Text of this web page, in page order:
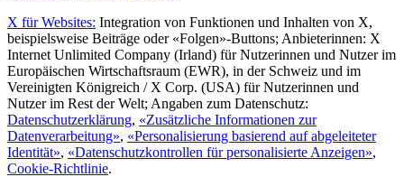
X für Websites: Integration von Funktionen und Inhalten von X,
beispielsweise Beiträge oder «Folgen»-Buttons; Anbieterinnen: X
Internet Unlimited Company (Irland) für Nutzerinnen und Nutzer im
Europäischen Wirtschaftsraum (EWR), in der Schweiz und im
Vereinigten Königreich / X Corp. (USA) für Nutzerinnen und
Nutzer im Rest der Welt; Angaben zum Datenschutz:
Datenschutzerklärung, «Zusätzliche Informationen zur
Datenverarbeitung», «Personalisierung basierend auf abgeleiteter
Identität», «Datenschutzkontrollen für personalisierte Anzeigen»,
Cookie-Richtlinie.